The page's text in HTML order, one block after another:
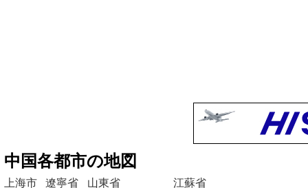
中国各都市の地図
上海市 遼寧省 山東省 江蘇省